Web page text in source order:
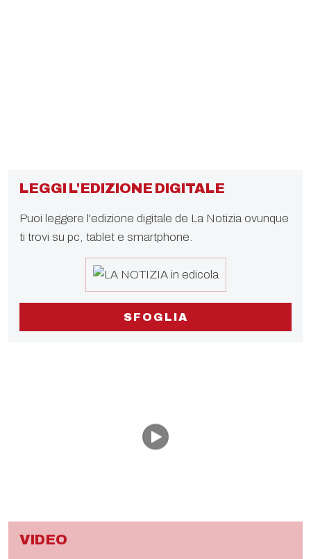
LEGGI L'EDIZIONE DIGITALE
Puoi leggere l'edizione digitale de La Notizia ovunque
ti trovi su pc, tablet e smartphone.
SFOGLIA
VIDEO